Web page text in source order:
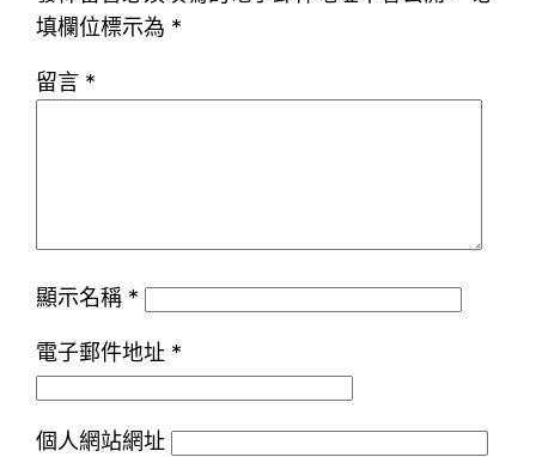
填欄位標示為 *
留言 *
顯示名稱 *
電子郵件地址 *
個人網站網址